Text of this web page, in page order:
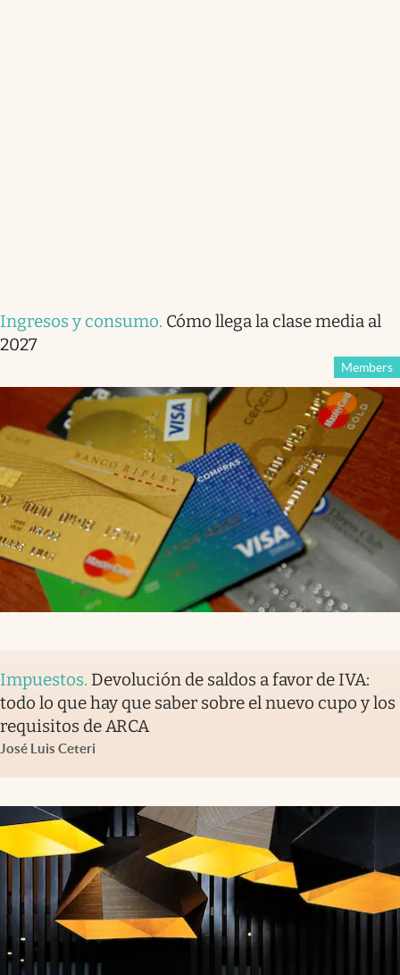
Ingresos y consumo. Cómo llega la clase media al
2027
Members
Impuestos. Devolución de saldos a favor de IVA:
todo lo que hay que saber sobre el nuevo cupo y los
requisitos de ARCA
José Luis Ceteri